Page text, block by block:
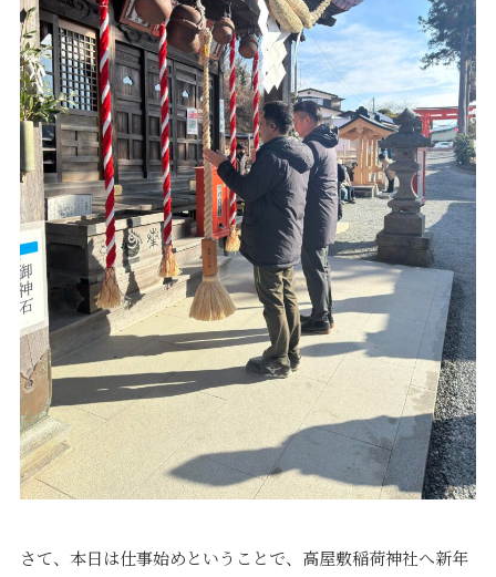
お知らせ
土地情報
コラム
スタッフブログ
吉田のブログ
Q&A
会社概要
企業理念・トップメッ
セージ
スタッフ紹介
Other
リフォーム
採用情報
オーダー家具
Contact
来場予約
カタログ請求
ご紹介キャンペーン
プライバシーポリシー サイトマップ｜トップページ
©speaks-test.
さて、本日は仕事始めということで、高屋敷稲荷神社へ新年